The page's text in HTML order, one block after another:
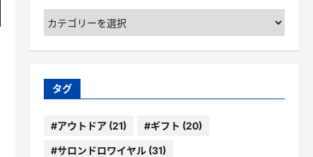
カ
テ
ゴ
ー
タグ
#アウトドア(21) #ギフト (20)
#サロンドロワイヤル(31)